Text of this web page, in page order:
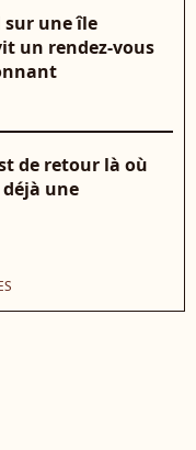
sur une île
un rendez-vous
de retour là où
une